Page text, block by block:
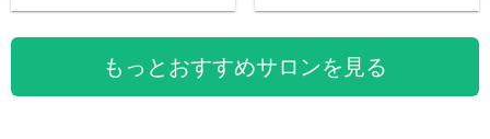
もっとおすすめサロンを見る